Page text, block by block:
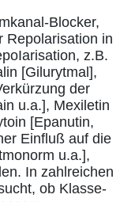
Blocker,
Repolarisation in
z.B.
[Gilurytmal],
der
u.a.], Mexiletin
[Epanutin,
Einfluß auf die
u.a.],
In zahlreichen
ob Klasse-